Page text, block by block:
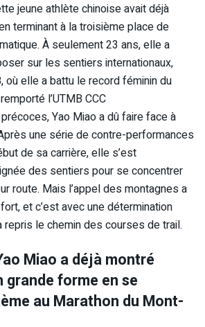
jeune athlète chinoise avait déjà
terminant à la troisième place de
À seulement 23 ans, elle a
sur les sentiers internationaux,
où elle a battu le record féminin du
l’UTMB CCC
Yao Miao a dû faire face à
une série de contre-performances
de sa carrière, elle s’est
des sentiers pour se concentrer
route. Mais l’appel des montagnes a
et c’est avec une détermination
repris le chemin des courses de trail.
Miao a déjà montré
grande forme en se
au Marathon du Mont-